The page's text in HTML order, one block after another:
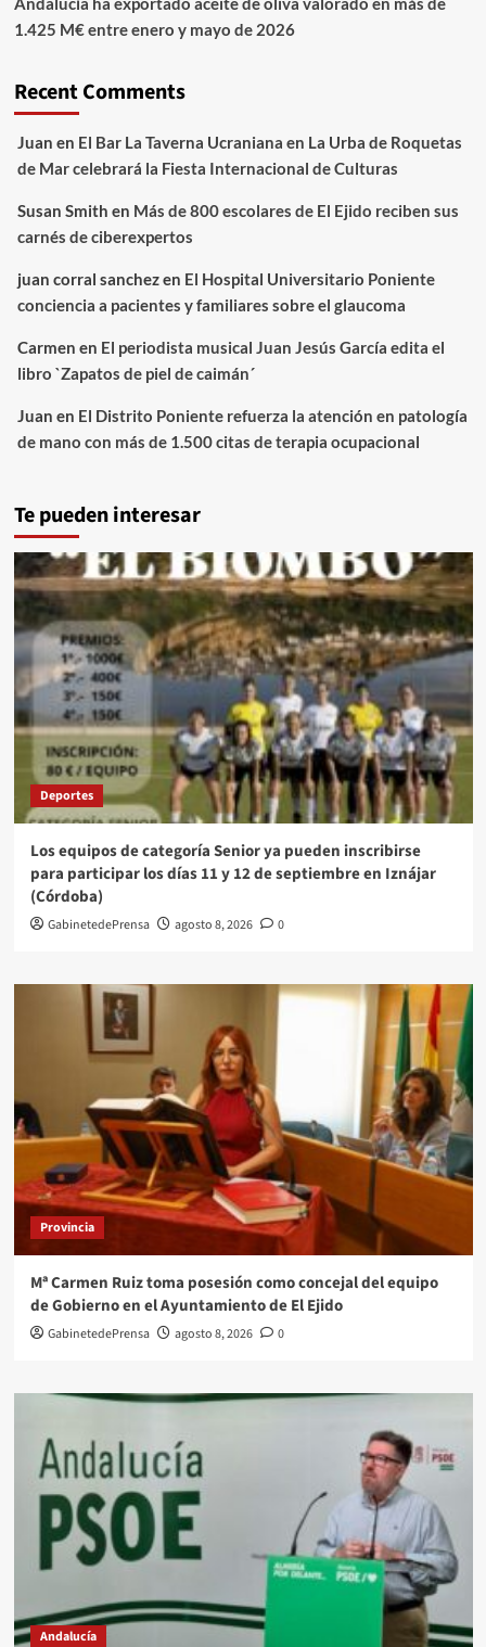
1.425 M€ entre enero y mayo de 2026
Recent Comments
Juan en El Bar La Taverna Ucraniana en La Urba de Roquetas
de Mar celebrará la Fiesta Internacional de Culturas
Susan Smith en Más de 800 escolares de El Ejido reciben sus
carnés de ciberexpertos
juan corral sanchezen El Hospital Universitario Poniente
conciencia a pacientes y familiares sobre el glaucoma
Carmen en El periodista musical Juan Jesús García edita el
libro `Zapatos de piel de caimán´
Juan en El Distrito Poniente refuerza la atención en patología
de mano con más de 1.500 citas de terapia ocupacional
Te pueden interesar
Deportes
Los equipos de categoría Senior ya pueden inscribirse
para participar los días 11 y 12 de septiembre en Iznájar
(Córdoba)
GabinetedePrensa agosto 8, 2026 0
Provincia
Mª Carmen Ruiz toma posesión como concejal del equipo
de Gobierno en el Ayuntamiento de El Ejido
GabinetedePrensa agosto 8, 2026 0
Andalucía